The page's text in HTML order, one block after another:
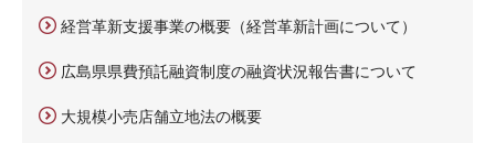
経営革新支援事業の概要（経営革新計画について）
広島県県費預託融資制度の融資状況報告書について
大規模小売店舗立地法の概要